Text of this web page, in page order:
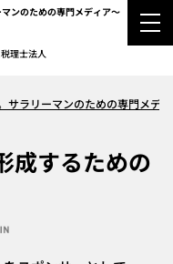
ンのための専門メディア～
理士法人
サラリーマンのための専門メデ
成するための